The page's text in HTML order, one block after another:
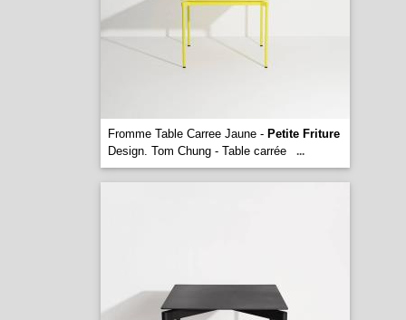
Fromme Table Carree Jaune - Petite Friture
Design. Tom Chung - Table carrée
...